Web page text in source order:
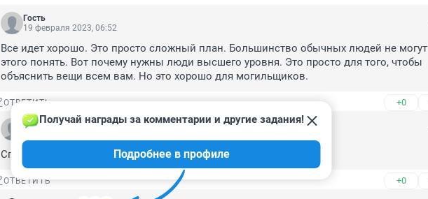
Гость
19 февраля 2023, 06:52
Все идет хорошо. Это просто сложный план. Большинство обычных людей не могут
этого понять. Вот почему нужны люди высшего уровня. Это просто для того, чтобы
объяснить вещи всем вам. Но это хорошо для могильщиков.
ОТВЕТИТЬ +0
Гость
Спрос, рождает предложение.
ОТВЕТИТЬ +0
Получай награды за комментарии и другие задания!
Подробнее в профиле